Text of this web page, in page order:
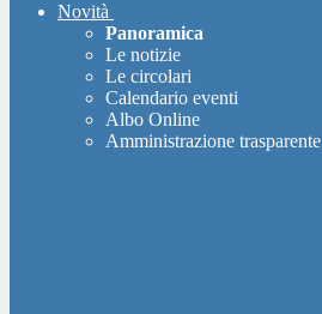
Novità
Panoramica
Le notizie
Le circolari
Calendario eventi
Albo Online
Amministrazione trasparente